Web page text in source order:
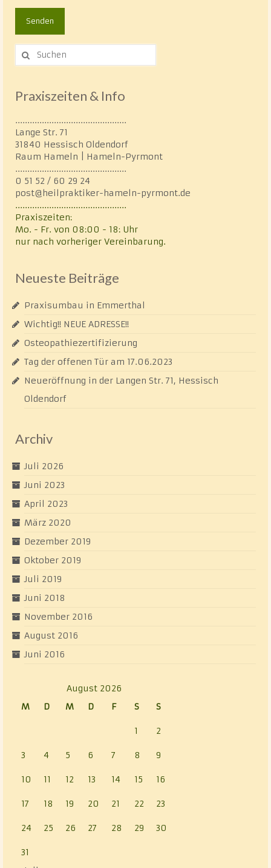
Suche
nach:
Praxiszeiten & Info
..............................................
Lange Str. 71
31840 Hessisch Oldendorf
Raum Hameln | Hameln-Pyrmont
..............................................
0 51 52 / 60 29 24
post@heilpraktiker-hameln-pyrmont.de
..............................................
Praxiszeiten:
Mo. - Fr. von 08:00 - 18: Uhr
nur nach vorheriger Vereinbarung.
Neueste Beiträge
Praxisumbau in Emmerthal
Wichtig!! NEUE ADRESSE!!
Osteopathiezertifizierung
Tag der offenen Tür am 17.06.2023
Neueröffnung in der Langen Str. 71, Hessisch
Oldendorf
Archiv
Juli 2026
Juni 2023
April 2023
März 2020
Dezember 2019
Oktober 2019
Juli 2019
Juni 2018
November 2016
August 2016
Juni 2016
August 2026
M
D M D F S S
1 2
3 4 5 6 7 8 9
10 11 12 13 14 15 16
17 18 19 20 21 22 23
24 25 26 27 28 29 30
31